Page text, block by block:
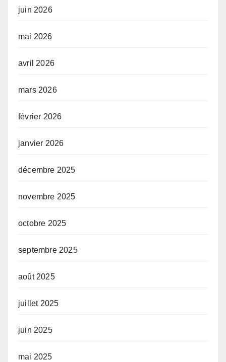
juin 2026
mai 2026
avril 2026
mars 2026
février 2026
janvier 2026
décembre 2025
novembre 2025
octobre 2025
septembre 2025
août 2025
juillet 2025
juin 2025
mai 2025